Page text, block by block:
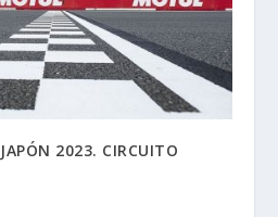
2023. CIRCUITO